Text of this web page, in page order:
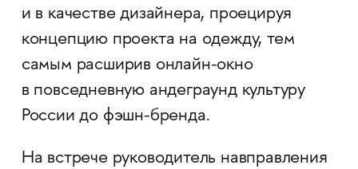
и в качестве дизайнера, проецируя
концепцию проекта на одежду, тем
самым расширив онлайн-окно
в повседневную андеграунд культуру
России до фэшн-бренда.
На встрече руководитель навправления